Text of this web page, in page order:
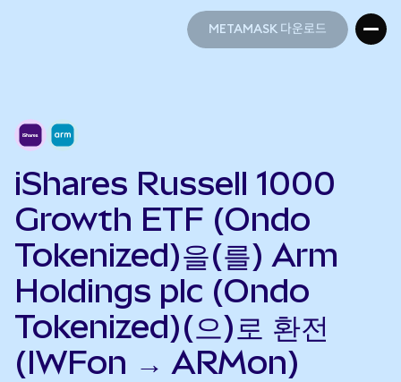
METAMASK 다운로드
iShares Russell 1000
Growth ETF (Ondo
Tokenized)을(를) Arm
Holdings plc (Ondo
Tokenized)(으)로 환전
(IWFon → ARMon)